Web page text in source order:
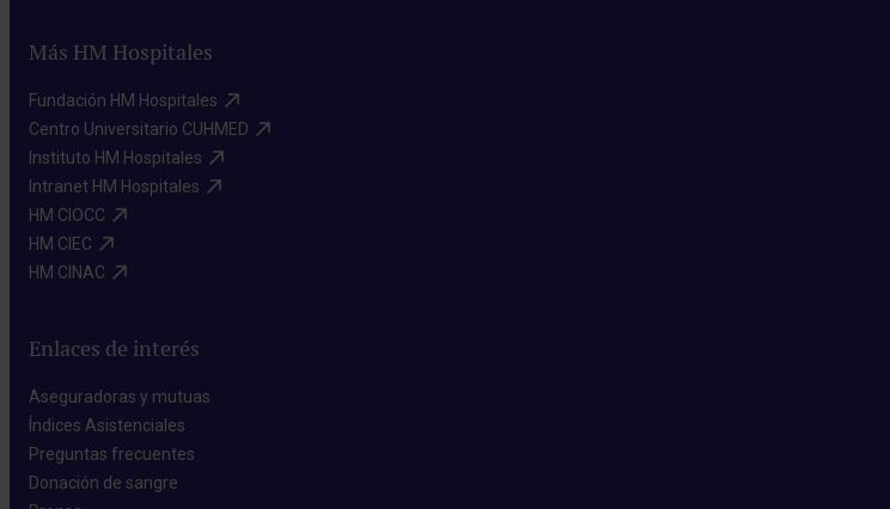
Más HM Hospitales
Fundación HM Hospitales​
Centro Universitario CUHMED​
Instituto HM Hospitales​
Intranet HM Hospitales​
HM CIOCC​
HM CIEC​
HM CINAC​
Enlaces de interés
Aseguradoras y mutuas​
Índices Asistenciales​
Preguntas frecuentes​
Donación de sangre​